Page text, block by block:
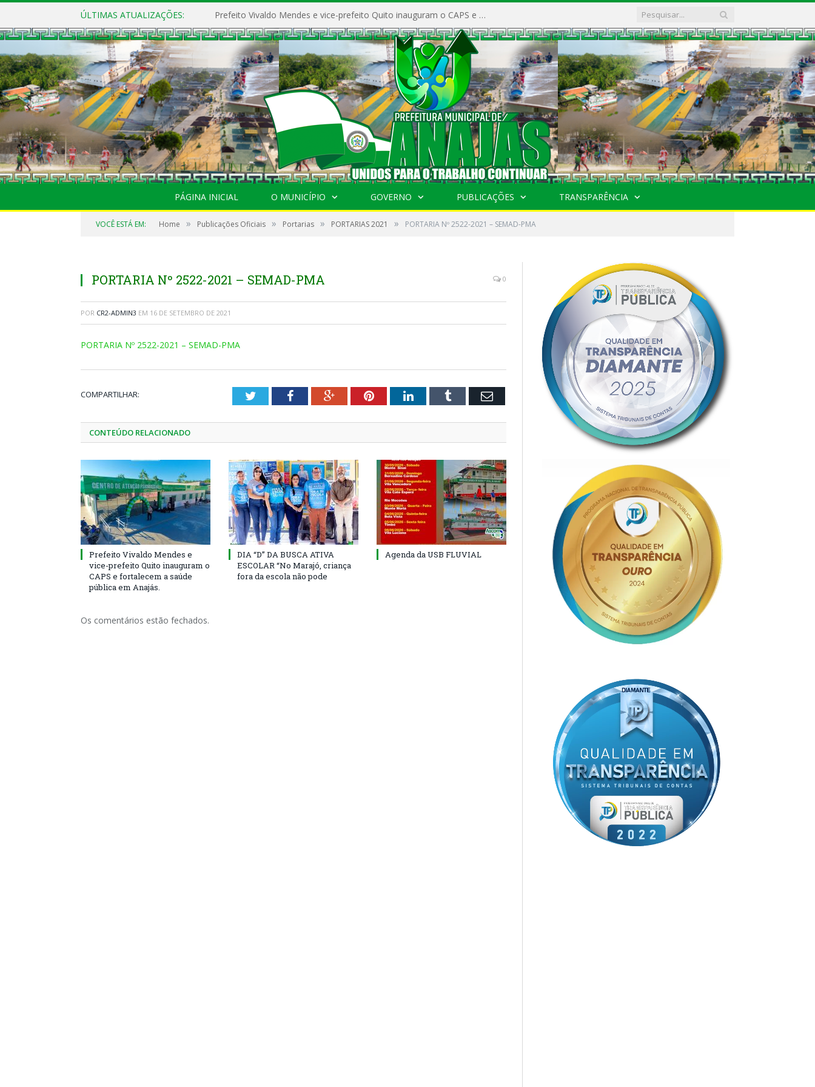
ÚLTIMAS ATUALIZAÇÕES: Prefeito Vivaldo Mendes e vice-prefeito Quito inauguram o CAPS e fortalecem a saúde pública em Anajás.
PÁGINA INICIAL O MUNICÍPIO GOVERNO PUBLICAÇÕES TRANSPARÊNCIA
VOCÊ ESTÁ EM: Home » Publicações Oficiais » Portarias » PORTARIAS 2021 » PORTARIA Nº 2522-2021 – SEMAD-PMA
PORTARIA Nº 2522-2021 – SEMAD-PMA 0
POR CR2-ADMIN3 EM 16 DE SETEMBRO DE 2021
PORTARIA Nº 2522-2021 – SEMAD-PMA
COMPARTILHAR: TwitterFacebookGoogle+PinterestLinkedInTumblr Email
CONTEÚDO RELACIONADO
Prefeito Vivaldo Mendes e
vice-prefeito Quito inauguram o
CAPS e fortalecem a saúde
pública em Anajás.
DIA “D” DA BUSCA ATIVA
ESCOLAR “No Marajó, criança
fora da escola não pode
Agenda da USB FLUVIAL
Os comentários estão fechados.